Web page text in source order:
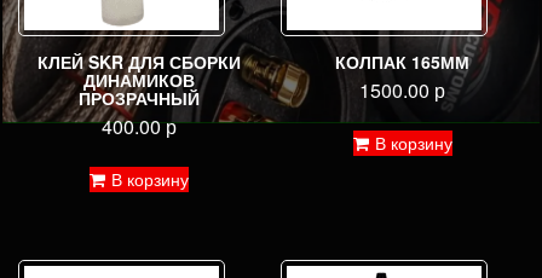
КЛЕЙ SKR ДЛЯ СБОРКИ
ДИНАМИКОВ
ПРОЗРАЧНЫЙ
400.00р
В корзину
КОЛПАК 165ММ
1500.00 р
В корзину